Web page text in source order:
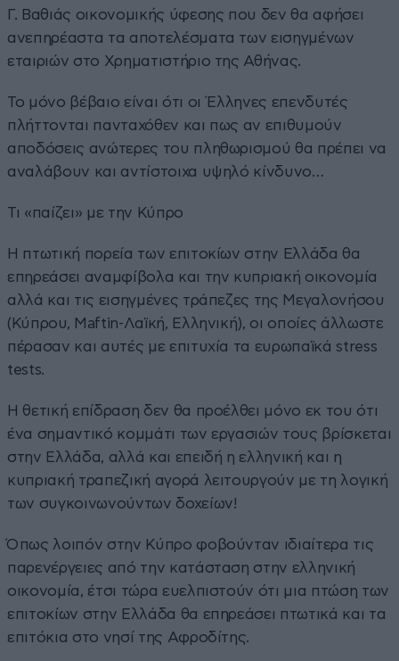
Γ. Βαθιάς οικονομικής ύφεσης που δεν θα αφήσει
ανεπηρέαστα τα αποτελέσματα των εισηγμένων
εταιριών στο Χρηματιστήριο της Αθήνας.
Το μόνο βέβαιο είναι ότι οι Έλληνες επενδυτές
πλήττονται πανταχόθεν και πως αν επιθυμούν
αποδόσεις ανώτερες του πληθωρισμού θα πρέπει να
αναλάβουν και αντίστοιχα υψηλό κίνδυνο…
Τι «παίζει» με την Κύπρο
Η πτωτική πορεία των επιτοκίων στην Ελλάδα θα
επηρεάσει αναμφίβολα και την κυπριακή οικονομία
αλλά και τις εισηγμένες τράπεζες της Μεγαλονήσου
(Κύπρου, Maftin-Λαϊκή, Ελληνική), οι οποίες άλλωστε
πέρασαν και αυτές με επιτυχία τα ευρωπαϊκά stress
tests.
Η θετική επίδραση δεν θα προέλθει μόνο εκ του ότι
ένα σημαντικό κομμάτι των εργασιών τους βρίσκεται
στην Ελλάδα, αλλά και επειδή η ελληνική και η
κυπριακή τραπεζική αγορά λειτουργούν με τη λογική
των συγκοινωνούντων δοχείων!
Όπως λοιπόν στην Κύπρο φοβούνταν ιδιαίτερα τις
παρενέργειες από την κατάσταση στην ελληνική
οικονομία, έτσι τώρα ευελπιστούν ότι μια πτώση των
επιτοκίων στην Ελλάδα θα επηρεάσει πτωτικά και τα
επιτόκια στο νησί της Αφροδίτης.